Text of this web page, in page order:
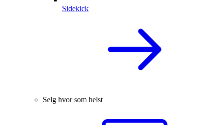
Sidekick
Selg hvor som helst